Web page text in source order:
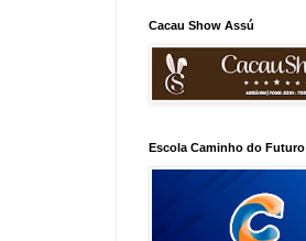
Cacau Show Assú
Escola Caminho do Futuro